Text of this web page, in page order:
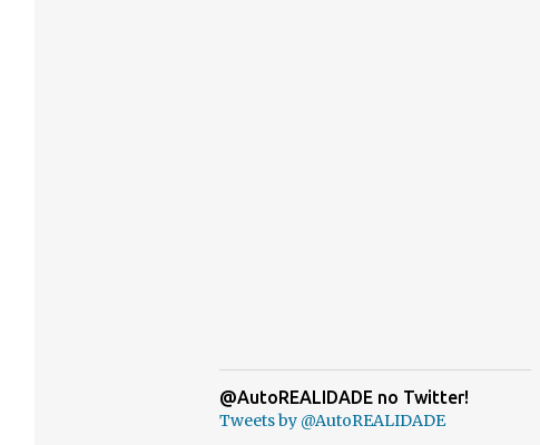
@AutoREALIDADE no Twitter!
Tweets by @AutoREALIDADE